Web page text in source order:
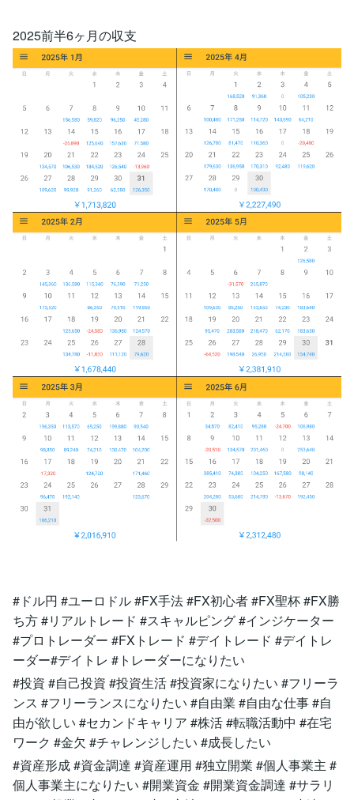
2025前半6ヶ月の収支
#ドル円 #ユーロドル #FX手法 #FX初心者 #FX聖杯 #FX勝
ち方 #リアルトレード #スキャルピング #インジケーター
#プロトレーダー #FXトレード #デイトレード #デイトレ
ーダー#デイトレ #トレーダーになりたい
#投資 #自己投資 #投資生活 #投資家になりたい #フリーラ
ンス #フリーランスになりたい #自由業 #自由な仕事 #自
由が欲しい #セカンドキャリア #株活 #転職活動中 #在宅
ワーク #金欠 #チャレンジしたい #成長したい
#資産形成 #資金調達 #資産運用 #独立開業 #個人事業主 #
個人事業主になりたい #開業資金 #開業資金調達 #サラリ